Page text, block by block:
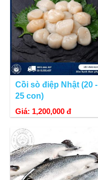
Cồi sò điệp Nhật (20 -
25 con)
Giá: 1,200,000 đ